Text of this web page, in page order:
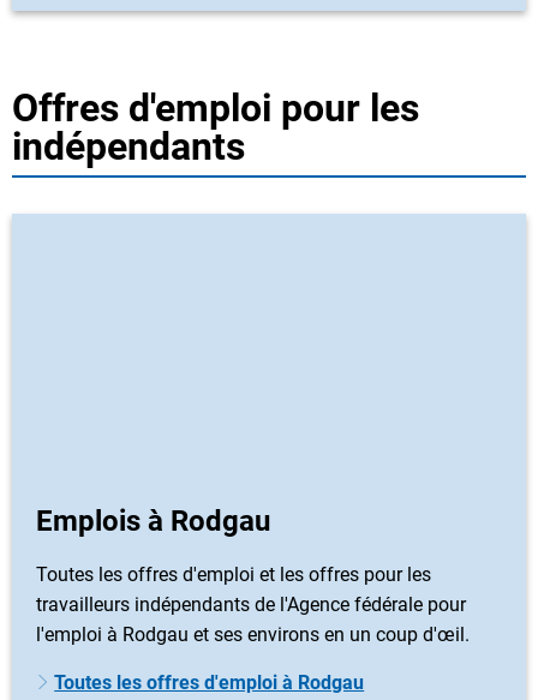
Offres d'emploi pour les
indépendants
Emplois à Rodgau
Toutes les offres d'emploi et les offres pour les
travailleurs indépendants de l'Agence fédérale pour
l'emploi à Rodgau et ses environs en un coup d'œil.
Toutes les offres d'emploi à Rodgau